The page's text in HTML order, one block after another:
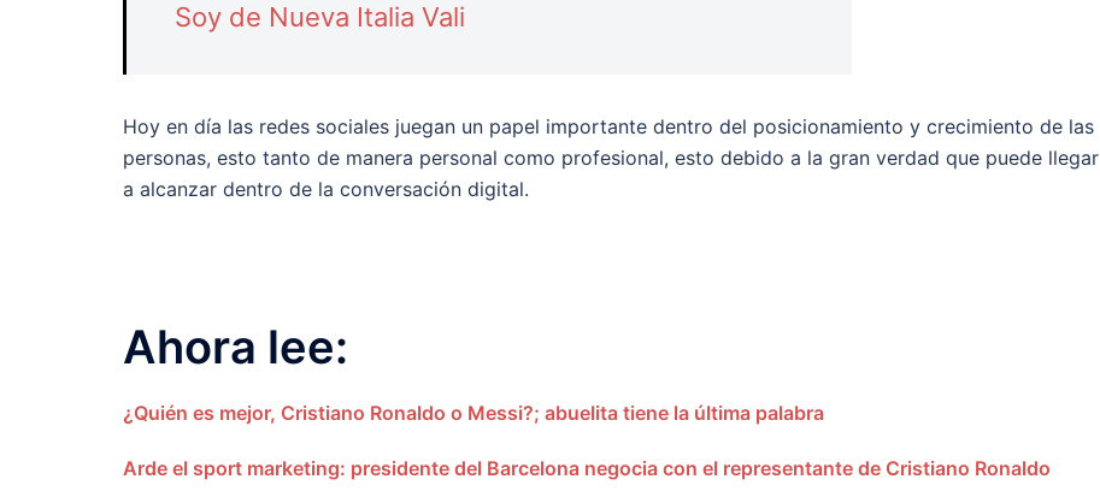
Soy de Nueva Italia Vali
Hoy en día las redes sociales juegan un papel importante dentro del posicionamiento y crecimiento de las
personas, esto tanto de manera personal como profesional, esto debido a la gran verdad que puede llegar
a alcanzar dentro de la conversación digital.
Ahora lee:
¿Quién es mejor, Cristiano Ronaldo o Messi?; abuelita tiene la última palabra
Arde el sport marketing: presidente del Barcelona negocia con el representante de Cristiano Ronaldo